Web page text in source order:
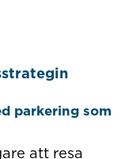
parkering som
att resa